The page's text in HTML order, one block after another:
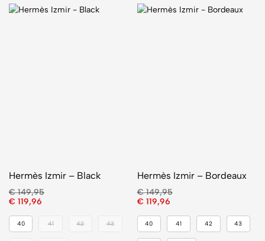
Hermès Izmir – Black
€149,95
€ 119,96
40 41 42 43
Hermès Izmir – Bordeaux
€149,95
€ 119,96
40 41 42 43